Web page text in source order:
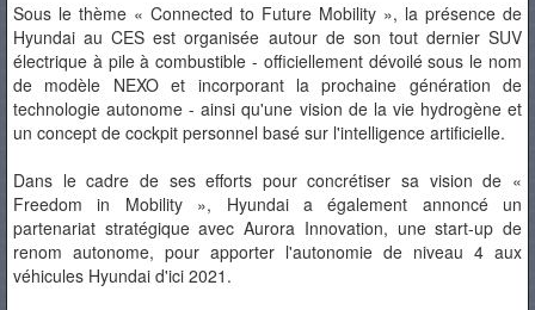
Sous le thème « Connected to Future Mobility », la présence de
Hyundai au CES est organisée autour de son tout dernier SUV
électrique à pile à combustible - officiellement dévoilé sous le nom
de modèle NEXO et incorporant la prochaine génération de
technologie autonome - ainsi qu'une vision de la vie hydrogène et
un concept de cockpit personnel basé sur l'intelligence artificielle.
Dans le cadre de ses efforts pour concrétiser sa vision de «
Freedom in Mobility », Hyundai a également annoncé un
partenariat stratégique avec Aurora Innovation, une start-up de
renom autonome, pour apporter l'autonomie de niveau 4 aux
véhicules Hyundai d'ici 2021.